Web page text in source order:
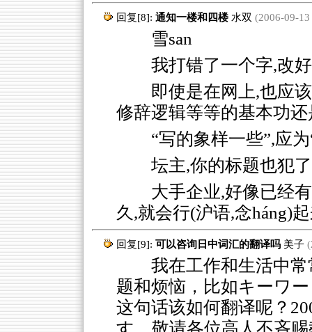
回复[8]: 通知一楼和四楼 水双 (2006-09-
雪san
我打错了一个字,改
即使是在网上,也应
修辞逻辑等等的基本功
“写的象样一些”,应
坛主,你的标题也犯
大手企业,好像已经
久,就会行(沪语,念háng)
回复[9]: 可以咨询日中词汇的翻译吗 美子
我在工作和生活中常
题和烦恼，比如キーワ
这句话该如何翻译呢？
す。敬请各位高人不吝